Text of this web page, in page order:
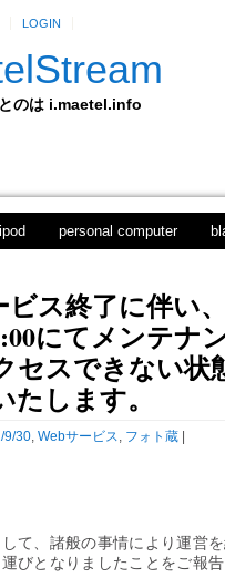
LOGIN
のは i.maetel.info
ipod personal computer
ビス終了に伴い
にてメンテナ
セスできない状
します。
9/30, Webサービス, フォト蔵
て、諸般の事情により運営
びとなりましたことをご報